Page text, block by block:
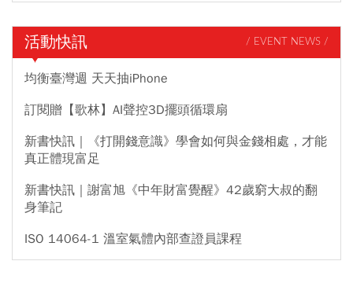
活動快訊 / EVENT NEWS /
均衡臺灣週 天天抽iPhone
訂閱贈【歌林】AI聲控3D擺頭循環扇
新書快訊｜《打開錢意識》學會如何與金錢相處，才能
真正體現富足
新書快訊｜謝富旭《中年財富覺醒》42歲窮大叔的翻
身筆記
ISO 14064-1 溫室氣體內部查證員課程